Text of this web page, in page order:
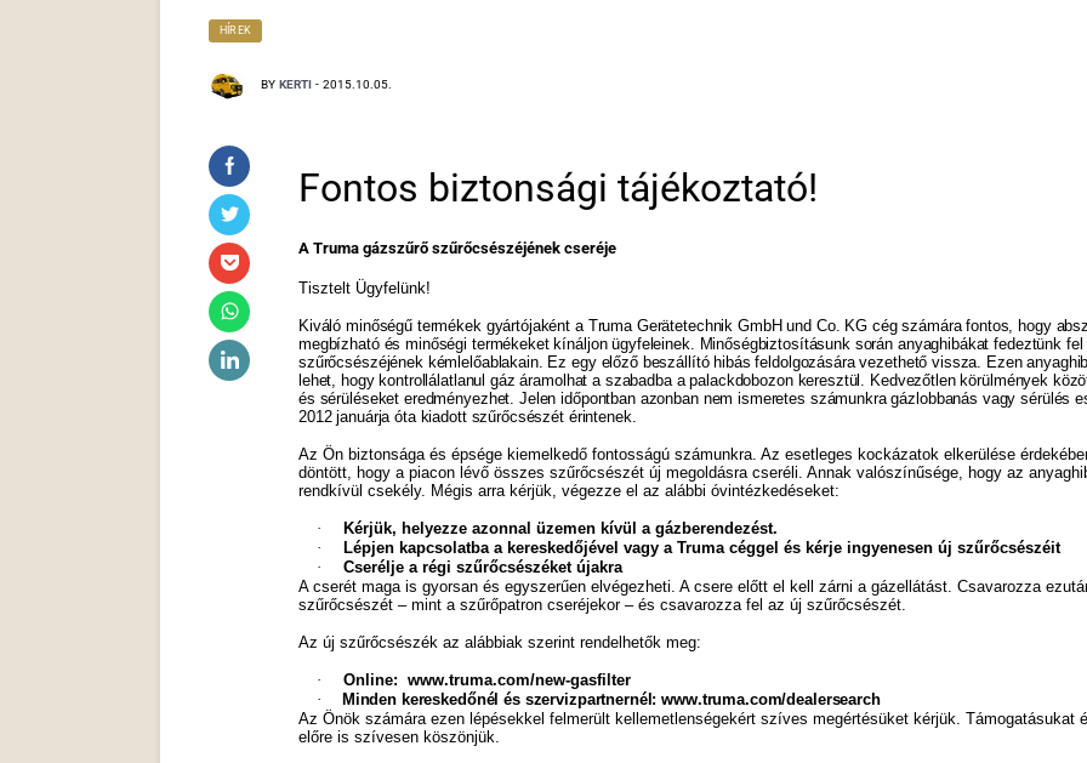
HÍREK
BY KERTI - 2015.10.05.
Fontos biztonsági tájékoztató!
A Truma gázszűrő szűrőcsészéjének cseréje
Tisztelt Ügyfelünk!
Kiváló minőségű termékek gyártójaként a Truma Gerätetechnik GmbH und Co. KG cég számára fontos, hogy
megbízható és minőségi termékeket kínáljon ügyfeleinek. Minőségbiztosításunk során anyaghibákat fedeztünk
szűrőcsészéjének kémlelőablakain. Ez egy előző beszállító hibás feldolgozására vezethető vissza. Ezen
lehet, hogy kontrollálatlanul gáz áramolhat a szabadba a palackdobozon keresztül. Kedvezőtlen körülmények
és sérüléseket eredményezhet. Jelen időpontban azonban nem ismeretes számunkra gázlobbanás vagy sérülés
2012 januárja óta kiadott szűrőcsészét érintenek.
Az Ön biztonsága és épsége kiemelkedő fontosságú számunkra. Az esetleges kockázatok elkerülése
döntött, hogy a piacon lévő összes szűrőcsészét új megoldásra cseréli. Annak valószínűsége, hogy az
rendkívül csekély. Mégis arra kérjük, végezze el az alábbi óvintézkedéseket:
·
Kérjük, helyezze azonnal üzemen kívül a gázberendezést.
·
Lépjen kapcsolatba a kereskedőjével vagy a Truma céggel és kérje ingyenesen új szűrőcsészéit
·
Cserélje a régi szűrőcsészéket újakra
A cserét maga is gyorsan és egyszerűen elvégezheti. A csere előtt el kell zárni a gázellátást. Csavarozza
szűrőcsészét – mint a szűrőpatron cseréjekor – és csavarozza fel az új szűrőcsészét.
Az új szűrőcsészék az alábbiak szerint rendelhetők meg:
· Online:
www.truma.com/new-gasfilter
·
Minden kereskedőnél és szervizpartnernél: www.truma.com/dealersearch
Az Önök számára ezen lépésekkel felmerült kellemetlenségekért szíves megértésüket kérjük. Támogatásukat
előre is szívesen köszönjük.